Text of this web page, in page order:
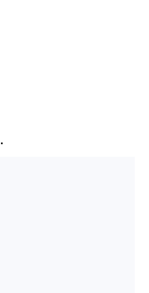
.